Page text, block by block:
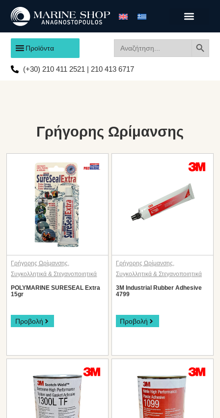
Προϊόντα
for:
(+30) 210 411 2521 | 210 413 6717
Γρήγορης Ωρίμανσης
Γρήγορης Ωρίμανσης,
Συγκολλητικά & Στεγανοποιητικά
POLYMARINE SURESEAL Extra
15gr
Προβολή
Γρήγορης Ωρίμανσης,
Συγκολλητικά & Στεγανοποιητικά
3M Industrial Rubber Adhesive
4799
Προβολή